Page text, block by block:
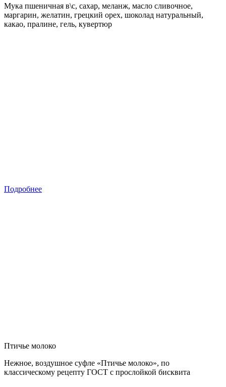
Мука пшеничная в\с, сахар, меланж, масло сливочное,
маргарин, желатин, грецкий орех, шоколад натуральный,
какао, пралине, гель, кувертюр
Подробнее
Птичье молоко
Нежное, воздушное суфле «Птичье молоко», по
классическому рецепту ГОСТ с прослойкой бисквита